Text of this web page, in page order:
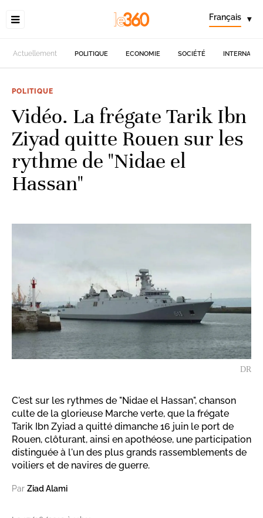
Français ▾
Actuellement POLITIQUE ECONOMIE SOCIÉTÉ
POLITIQUE
Vidéo. La frégate Tarik Ibn
Ziyad quitte Rouen sur les
rythme de "Nidae el
Hassan"
DR
C'est sur les rythmes de "Nidae el Hassan", chanson
culte de la glorieuse Marche verte, que la frégate
Tarik Ibn Zyiad a quitté dimanche 16 juin le port de
Rouen, clôturant, ainsi en apothéose, une participation
distinguée à l'un des plus grands rassemblements de
voiliers et de navires de guerre.
Par Ziad Alami